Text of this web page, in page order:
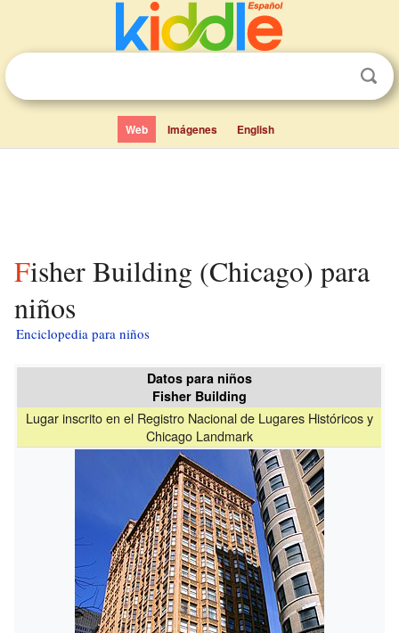
Web Imágenes English
Fisher Building (Chicago) para
niños
Enciclopedia para niños
Datos para niños
Fisher Building
Lugar inscrito en el Registro Nacional de Lugares Históricos y
Chicago Landmark